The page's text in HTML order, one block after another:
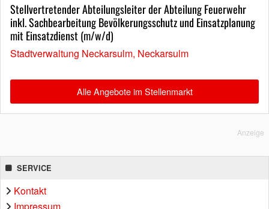
Stellvertretender Abteilungsleiter der Abteilung Feuerwehr
inkl. Sachbearbeitung Bevölkerungsschutz und Einsatzplanung
mit Einsatzdienst (m/w/d)
Stadtverwaltung Neckarsulm, Neckarsulm
Alle Angebote im Stellenmarkt
Anzeige
SERVICE
Kontakt